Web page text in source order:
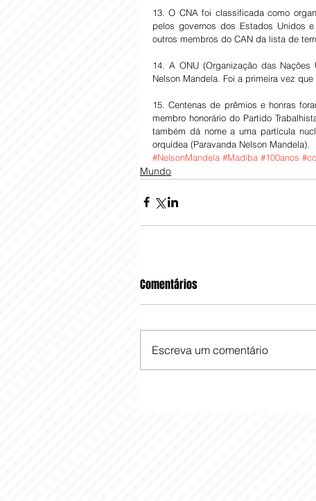
13. O CNA foi classificada como
pelos governos dos Estados Unidos
outros membros do CAN da lista de
14. A ONU (Organização das
Nelson Mandela. Foi a primeira vez
15. Centenas de prêmios e honras
membro honorário do Partido
também dá nome a uma partícula
orquídea (Paravanda Nelson Mandela).
#NelsonMandela #Madiba #100anos
Mundo
Comentários
Escreva um comentário